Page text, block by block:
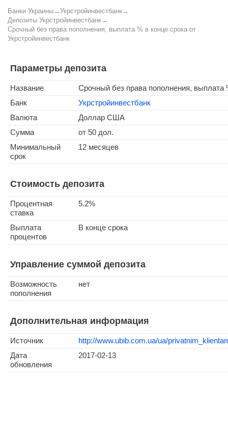
Банки Украины→ Укрстройинвестбанк→
Депозиты Укрстройинвестбанк→
Срочный без права пополнения, выплата % в конце срока от
Укрстройинвестбанк
Параметры депозита
Название
Срочный без права пополнения, выплата
Банк
Укрстройинвестбанк
Валюта
Доллар США
Сумма
от 50 дол.
Минимальный
срок
12 месяцев
Стоимость депозита
Процентная
ставка
5.2%
Выплата
процентов
В конце срока
Управление суммой депозита
Возможность
пополнения
нет
Дополнительная информация
Источник
http://www.ubib.com.ua/ua/
Дата
обновления
2017-02-13